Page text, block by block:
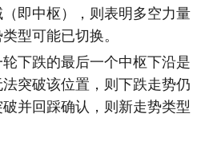
即中枢），则表明多空力量
型可能已切换。
轮下跌的最后一个中枢下沿是
突破该位置，则下跌走势仍
并回踩确认，则新走势类型